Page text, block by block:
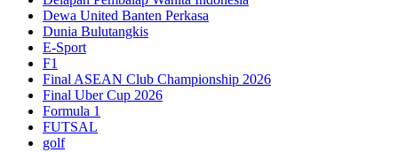
Dewa United Banten Perkasa
Dunia Bulutangkis
E-Sport
F1
Final ASEAN Club Championship 2026
Final Uber Cup 2026
Formula 1
FUTSAL
golf